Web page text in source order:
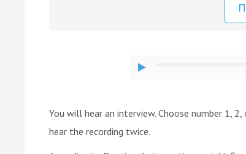
You will hear an interview. Choose number 1,
hear the recording twice.